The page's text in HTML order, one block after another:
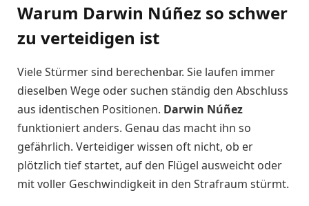
Warum Darwin Núñez so schwer
zu verteidigen ist
Viele Stürmer sind berechenbar. Sie laufen immer
dieselben Wege oder suchen ständig den Abschluss
aus identischen Positionen. Darwin Núñez
funktioniert anders. Genau das macht ihn so
gefährlich. Verteidiger wissen oft nicht, ob er
plötzlich tief startet, auf den Flügel ausweicht oder
mit voller Geschwindigkeit in den Strafraum stürmt.